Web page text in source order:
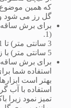
که همین موضوع
گل رز می شود
(1.
3 سانتی متر) تا 1 اینچ (2.
5 سانتی متر) با زاویه ی 45 درجه برش بدهید.
برای برش ساقه
استفاده شما
بهتر است
استفاده با آب
تمیز نمود زیرا